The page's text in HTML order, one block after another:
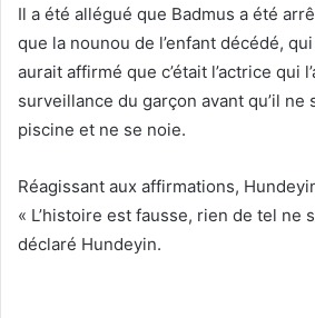
Il a été allégué que Badmus a été
que la nounou de l’enfant décédé,
aurait affirmé que c’était l’actrice qui
surveillance du garçon avant qu’il ne
piscine et ne se noie.
Réagissant aux affirmations,
« L’histoire est fausse, rien de tel ne
déclaré Hundeyin.